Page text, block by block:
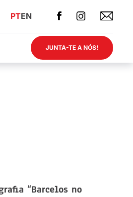
PTEN
JUNTA-TE A NÓS!
“Barcelos no